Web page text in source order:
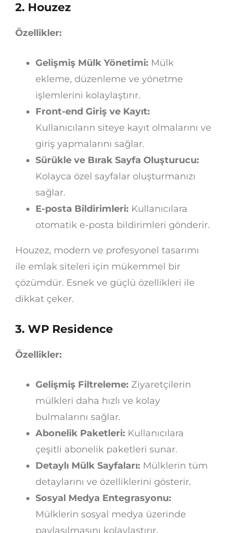
2. Houzez
Özellikler:
Gelişmiş Mülk Yönetimi: Mülk
ekleme, düzenleme ve yönetme
işlemlerini kolaylaştırır.
Front-end Giriş ve Kayıt:
Kullanıcıların siteye kayıt olmalarını ve
giriş yapmalarını sağlar.
Sürükle ve Bırak Sayfa Oluşturucu:
Kolayca özel sayfalar oluşturmanızı
sağlar.
E-posta Bildirimleri: Kullanıcılara
otomatik e-posta bildirimleri gönderir.
Houzez, modern ve profesyonel tasarımı
ile emlak siteleri için mükemmel bir
çözümdür. Esnek ve güçlü özellikleri ile
dikkat çeker.
3. WP Residence
Özellikler:
Gelişmiş Filtreleme: Ziyaretçilerin
mülkleri daha hızlı ve kolay
bulmalarını sağlar.
Abonelik Paketleri: Kullanıcılara
çeşitli abonelik paketleri sunar.
Detaylı Mülk Sayfaları: Mülklerin tüm
detaylarını ve özelliklerini gösterir.
Sosyal Medya Entegrasyonu:
Mülklerin sosyal medya üzerinde
paylaşılmasını kolaylaştırır.